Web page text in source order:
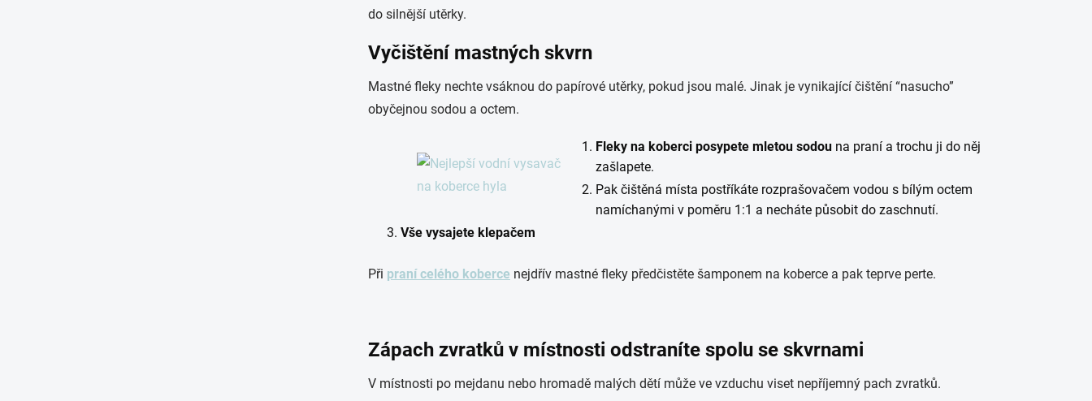
do silnější utěrky.
Vyčištění mastných skvrn
Mastné fleky nechte vsáknou do papírové utěrky, pokud jsou malé. Jinak je vynikající čištění “nasucho”
obyčejnou sodou a octem.
Fleky na koberci posypete mletou sodou na praní a trochu ji do něj
zašlapete.
Pak čištěná místa postříkáte rozprašovačem vodou s bílým octem
namíchanými v poměru 1:1 a necháte působit do zaschnutí.
Vše vysajete klepačem
Při praní celého koberce nejdřív mastné fleky předčistěte šamponem na koberce a pak teprve perte.
Zápach zvratků v místnosti odstraníte spolu se skvrnami
V místnosti po mejdanu nebo hromadě malých dětí může ve vzduchu viset nepříjemný pach zvratků.